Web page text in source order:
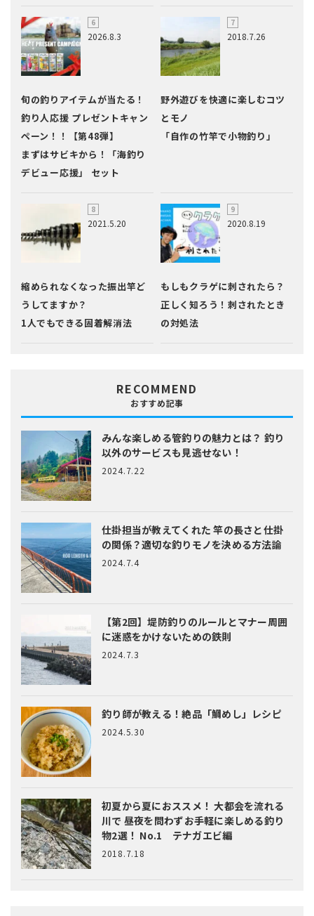
2026.8.3
旬の釣りアイテムが当たる！
釣り人応援 プレゼントキャン
ペーン！！【第48弾】
まずはサビキから！「海釣り
デビュー応援」 セット
2018.7.26
野外遊びを快適に楽しむコツ
とモノ
「自作の竹竿で小物釣り」
2021.5.20
縮められなくなった振出竿ど
うしてますか？
1人でもできる固着解消法
2020.8.19
もしもクラゲに刺されたら？
正しく知ろう！刺されたとき
の対処法
RECOMMEND
おすすめ記事
みんな楽しめる管釣りの魅力とは？ 釣り
以外のサービスも見逃せない！
2024.7.22
仕掛担当が教えてくれた竿の長さと仕掛
の関係？適切な釣りモノを決める方法論
2024.7.4
【第2回】堤防釣りのルールとマナー周囲
に迷惑をかけないための鉄則
2024.7.3
釣り師が教える！絶品「鯛めし」レシピ
2024.5.30
初夏から夏におススメ！ 大都会を流れる
川で 昼夜を問わずお手軽に楽しめる釣り
物2選！ No.1 テナガエビ編
2018.7.18